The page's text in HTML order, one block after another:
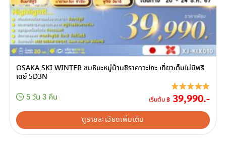
OSAKA SKI WINTER ชมหิมะหมู่บ้านชิราคาวะโกะ เที่ยวเต็มไม่มีฟรี
เดย์ 5D3N
5 วัน 3 คืน เริ่มต้น ฿ 39,990.-
ดูรายละเอียดเพิ่มเติม